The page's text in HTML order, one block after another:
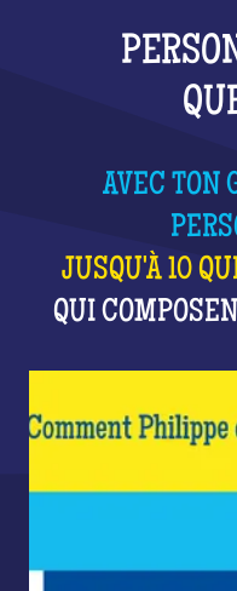
AVEC TON
JUSQU'À 10
QUI